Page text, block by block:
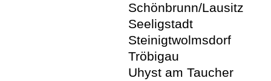
Schönbrunn/Lausitz
Seeligstadt
Steinigtwolmsdorf
Tröbigau
Uhyst am Taucher